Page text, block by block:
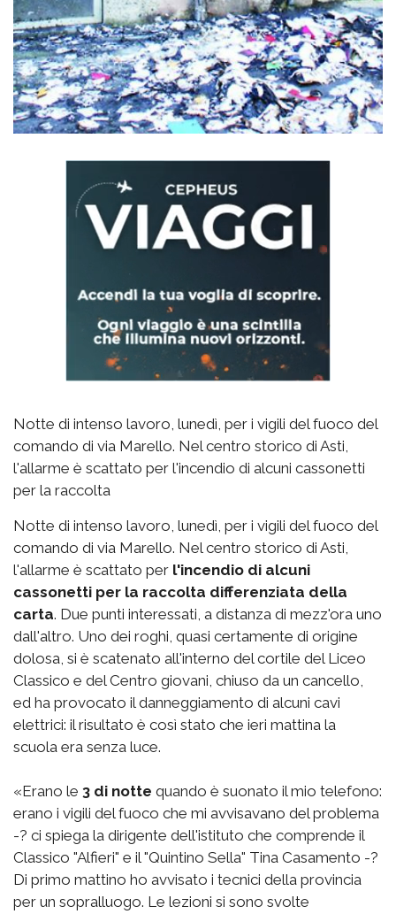
Notte di intenso lavoro, lunedì, per i vigili del fuoco del
comando di via Marello. Nel centro storico di Asti,
l'allarme è scattato per l'incendio di alcuni cassonetti
per la raccolta
Notte di intenso lavoro, lunedì, per i vigili del fuoco del
comando di via Marello. Nel centro storico di Asti,
l'allarme è scattato per l'incendio di alcuni
cassonetti per la raccolta differenziata della
carta. Due punti interessati, a distanza di mezz'ora uno
dall'altro. Uno dei roghi, quasi certamente di origine
dolosa, si è scatenato all'interno del cortile del Liceo
Classico e del Centro giovani, chiuso da un cancello,
ed ha provocato il danneggiamento di alcuni cavi
elettrici: il risultato è così stato che ieri mattina la
scuola era senza luce.
«Erano le 3 di notte quando è suonato il mio telefono:
erano i vigili del fuoco che mi avvisavano del problema
-? ci spiega la dirigente dell'istituto che comprende il
Classico "Alfieri" e il "Quintino Sella" Tina Casamento -?
Di primo mattino ho avvisato i tecnici della provincia
per un sopralluogo. Le lezioni si sono svolte